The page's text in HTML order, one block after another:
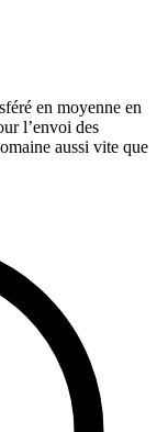
en moyenne en
l’envoi des
aussi vite que